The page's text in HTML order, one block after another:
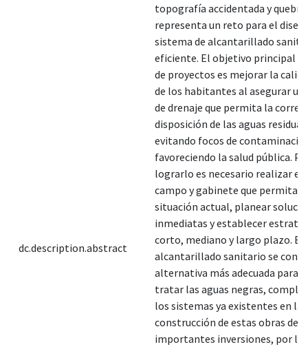
dc.description.abstract
topografía accidentada y
representa un reto para el
sistema de alcantarillado
eficiente. El objetivo principal
de proyectos es mejorar la
de los habitantes al asegurar un
de drenaje que permita la
disposición de las aguas
evitando focos de
favoreciendo la salud pública.
lograrlo es necesario realizar
campo y gabinete que permitan
situación actual, planear
inmediatas y establecer
corto, mediano y largo plazo. El
alcantarillado sanitario se
alternativa más adecuada para
tratar las aguas negras,
los sistemas ya existentes en la
construcción de estas obras
importantes inversiones, por lo